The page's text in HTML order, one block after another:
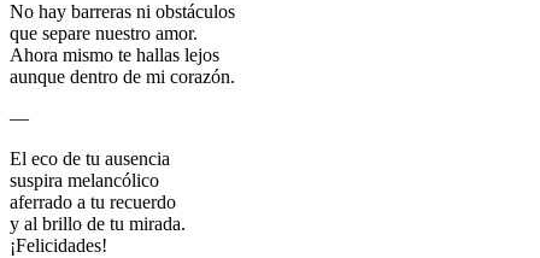
No hay barreras ni obstáculos
que separe nuestro amor.
Ahora mismo te hallas lejos
aunque dentro de mi corazón.
—
El eco de tu ausencia
suspira melancólico
aferrado a tu recuerdo
y al brillo de tu mirada.
¡Felicidades!